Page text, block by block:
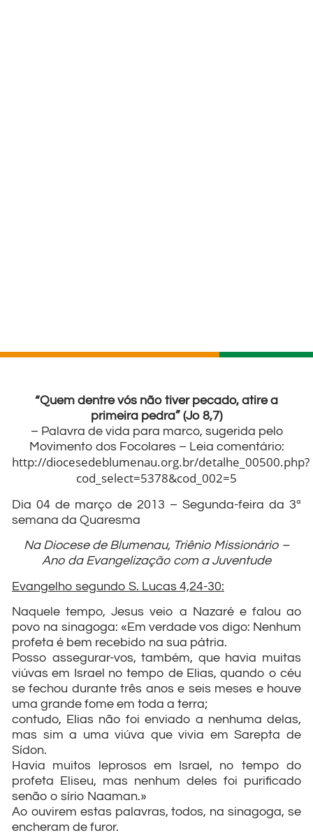
“Quem dentre vós não tiver pecado, atire a
primeira pedra” (Jo 8,7)
– Palavra de vida para marco, sugerida pelo
Movimento dos Focolares – Leia comentário:
http://diocesedeblumenau.org.br/detalhe_00500.php?
cod_select=5378&cod_002=5
Dia 04 de março de 2013 – Segunda-feira da 3ª
semana da Quaresma
Na Diocese de Blumenau, Triênio Missionário –
Ano da Evangelização com a Juventude
Evangelho segundo S. Lucas 4,24-30:
Naquele tempo, Jesus veio a Nazaré e falou ao
povo na sinagoga: «Em verdade vos digo: Nenhum
profeta é bem recebido na sua pátria.
Posso assegurar-vos, também, que havia muitas
viúvas em Israel no tempo de Elias, quando o céu
se fechou durante três anos e seis meses e houve
uma grande fome em toda a terra;
contudo, Elias não foi enviado a nenhuma delas,
mas sim a uma viúva que vivia em Sarepta de
Sídon.
Havia muitos leprosos em Israel, no tempo do
profeta Eliseu, mas nenhum deles foi purificado
senão o sírio Naaman.»
Ao ouvirem estas palavras, todos, na sinagoga, se
encheram de furor.